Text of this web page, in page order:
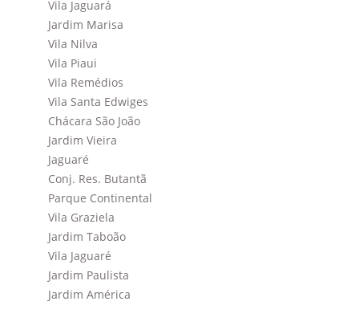
Vila Jaguará
Jardim Marisa
Vila Nilva
Vila Piaui
Vila Remédios
Vila Santa Edwiges
Chácara São João
Jardim Vieira
Jaguaré
Conj. Res. Butantã
Parque Continental
Vila Graziela
Jardim Taboão
Vila Jaguaré
Jardim Paulista
Jardim América